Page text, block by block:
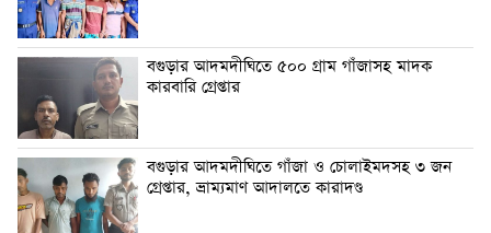
বগুড়ার আদমদীঘিতে ৫০০ গ্রাম গাঁজাসহ মাদক
কারবারি গ্রেপ্তার
বগুড়ার আদমদীঘিতে গাঁজা ও চোলাইমদসহ ৩ জন
গ্রেপ্তার, ভ্রাম্যমাণ আদালতে কারাদণ্ড